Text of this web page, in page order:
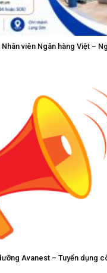
viên Ngân hàng Việt –
Avanest – Tuyển dụng